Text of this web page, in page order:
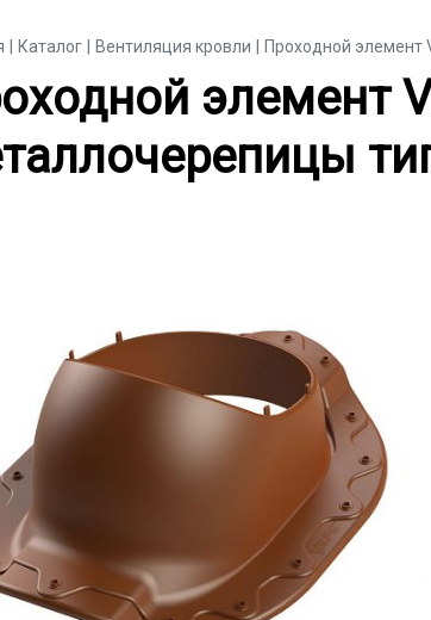
Каталог Вентиляция кровли Проходной элемент
элемент
элемент